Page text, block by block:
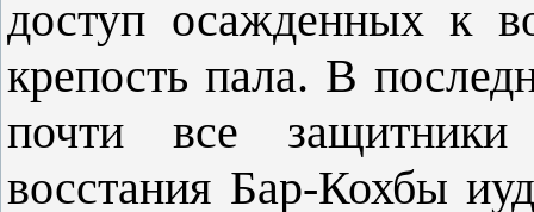
доступ осажденных к
крепость пала. В
почти все
восстания Бар-Кохбы